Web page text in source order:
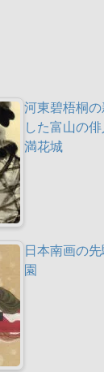
河東碧梧桐
した富山の
満花城
日本南画の
園